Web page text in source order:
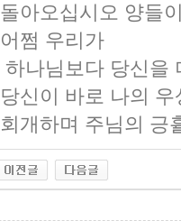
돌아오십시오 양들
어쩜 우리가
하나님보다 당신을
당신이 바로 나의
회개하며 주님의 긍